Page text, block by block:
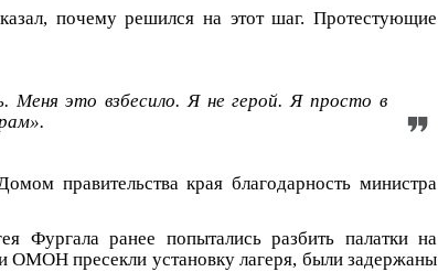
почему решился на этот шаг. Протестующие
Меня это взбесило. Я не герой. Я просто в
правительства края благодарность министра
Фургала ранее попытались разбить палатки на
ОМОН пресекли установку лагеря, были задержаны